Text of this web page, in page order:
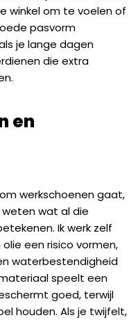
winkel om te voelen of
pasvorm
je lange dagen
die extra
en
werkschoenen gaat,
wat al die
Ik werk zelf
een risico vormen,
waterbestendigheid
speelt een
goed, terwijl
houden. Als je twijfelt,